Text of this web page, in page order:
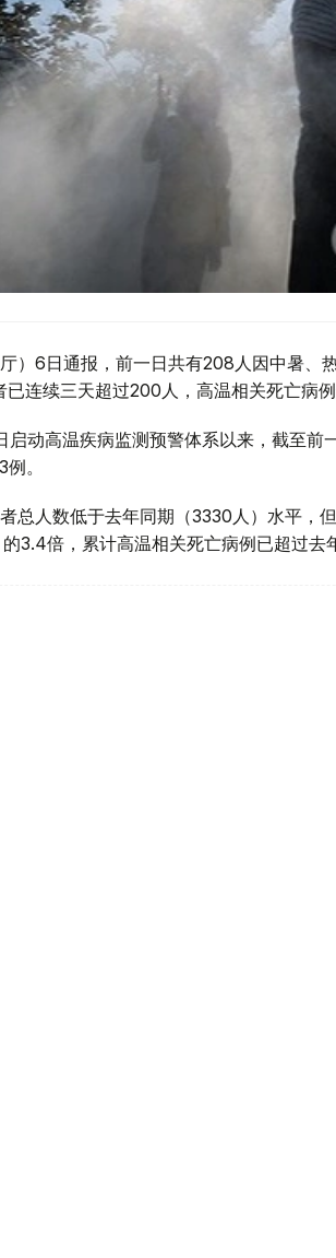
）6日通报，前一日共有208人因中暑、
连续三天超过200人，高温相关死亡病例
启动高温疾病监测预警体系以来，截至前
。
总人数低于去年同期（3330人）水平，
3.4倍，累计高温相关死亡病例已超过去